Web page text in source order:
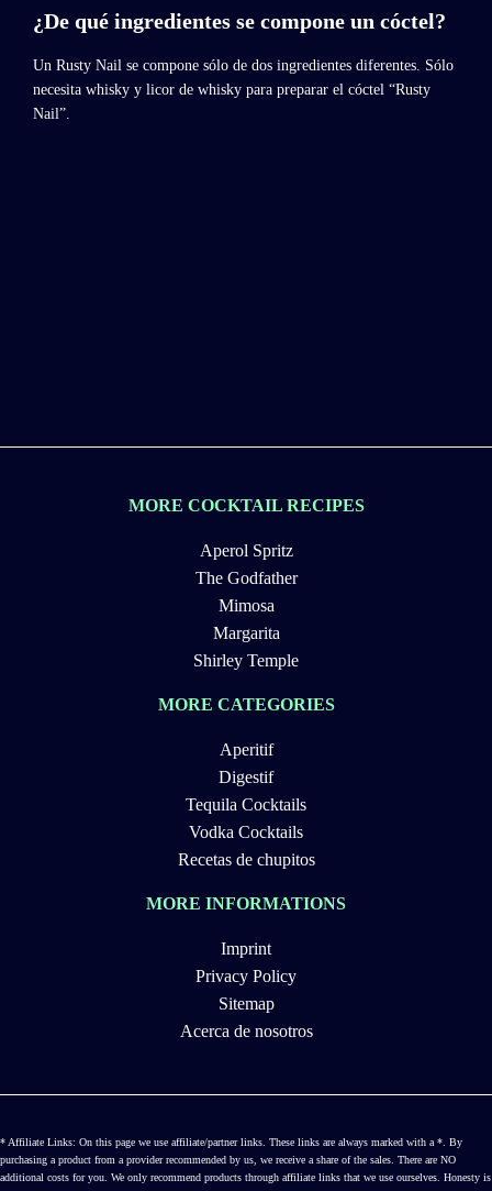
¿De qué ingredientes se compone un cóctel?
Un Rusty Nail se compone sólo de dos ingredientes diferentes. Sólo
necesita whisky y licor de whisky para preparar el cóctel “Rusty
Nail”.
MORE COCKTAIL RECIPES
Aperol Spritz
The Godfather
Mimosa
Margarita
Shirley Temple
MORE CATEGORIES
Aperitif
Digestif
Tequila Cocktails
Vodka Cocktails
Recetas de chupitos
MORE INFORMATIONS
Imprint
Privacy Policy
Sitemap
Acerca de nosotros
* Affiliate Links: On this page we use affiliate/partner links. These links are always marked with a *. By
purchasing a product from a provider recommended by us, we receive a share of the sales. There are NO
additional costs for you. We only recommend products through affiliate links that we use ourselves. Honesty is